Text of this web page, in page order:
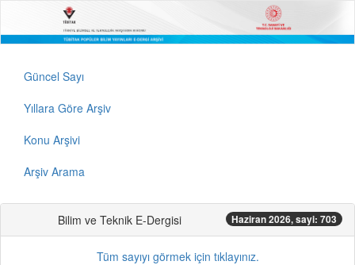
Güncel Sayı
Yıllara Göre Arşiv
Konu Arşivi
Arşiv Arama
Bilim ve Teknik E-Dergisi Haziran 2026, sayi: 703
Tüm sayıyı görmek için tıklayınız.